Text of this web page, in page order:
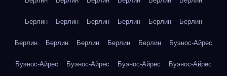
Берлин Берлин Берлин Берлин Берлин Берлин
Берлин Берлин Берлин Берлин Берлин Буэнос-Айрес
Буэнос-Айрес Буэнос-Айрес Буэнос-Айрес Буэнос-Айрес